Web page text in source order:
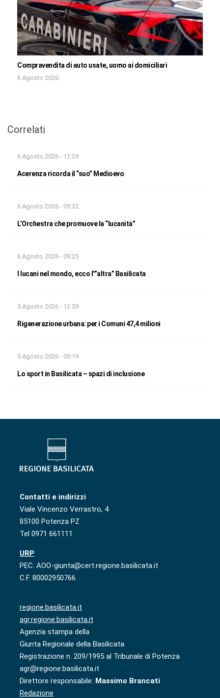
Compravendita di auto usate, uomo ai domiciliari
6 Agosto 2026
Correlati
6 Agosto 2026 - 12:29
Acerenza ricorda il “suo” Medioevo
6 Agosto 2026 - 09:32
L’Orchestra che promuove la “lucanità”
6 Agosto 2026 - 09:25
I lucani nel mondo, ecco l'”altra” Basilicata
5 Agosto 2026 - 12:39
Rigenerazione urbana: per i Comuni 47,4 milioni
5 Agosto 2026 - 09:19
Lo sport in Basilicata – spazi di inclusione
Contatti e indirizzi
Viale Vincenzo Verrastro, 4
85100 Potenza PZ
Tel 0971 661111
URP
PEC: AOO-giunta@cert.regione.basilicata.it
C.F. 80002950766
regione.basilicata.it
agr.regione.basilicata.it
Agenzia stampa della
Giunta Regionale della Basilicata
Registrazione n. 209/1995 al Tribunale di Potenza
agr@regione.basilicata.it
Direttore responsabile: Massimo Brancati
Redazione